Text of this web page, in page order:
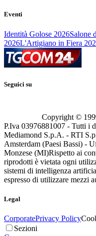
Eventi
Identità Golose 2026Salone
2026L'Artigiano in Fiera
Seguici su
Copyright ©
P.Iva 03976881007 - Tutti i
Mediamond S.p.A. - RTI
Amsterdam (Paesi Bassi) -
Monzese (MI)Rispetto ai
riprodotti è vietata ogni
sistemi di intelligenza
espresso di utilizzare mezzi
Legal
CorporatePrivacy Policy
Sezioni